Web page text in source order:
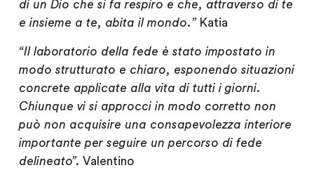
di un Dio che si fa respiro e che, attraverso di te
e insieme a te, abita il mondo.”Katia
“Il laboratorio della fede è stato impostato in
modo strutturato e chiaro, esponendo situazioni
concrete applicate alla vita di tutti i giorni.
Chiunque vi si approcci in modo corretto non
può non acquisire una consapevolezza interiore
importante per seguire un percorso di fede
delineato”. Valentino